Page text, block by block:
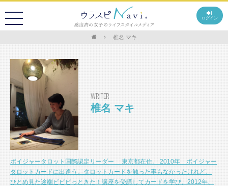
ログイン
椎名 マキ
WRITER
椎名 マキ
ボイジャータロット国際認定リーダー 東京都在住。 2010年 ボイジャー
タロットカードに出逢う。タロットカードを触った事もなかったけれど、
ひとめ見た途端ビビビっときた！講座を受講してカードを学び、2012年、